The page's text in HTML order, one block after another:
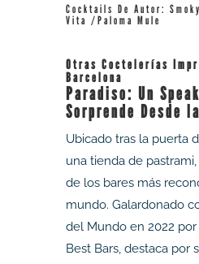
Cocktails De Autor:
Vita /Paloma Mule
Otras Coctelerías
Barcelona
Paradiso: Un
Sorprende Desde
Ubicado tras la puerta
una tienda de
de los bares más
mundo. Galardonado
del Mundo en 2022 por
Best Bars, destaca por